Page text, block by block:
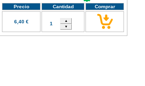
Precio Cantidad Comprar
6,40 €